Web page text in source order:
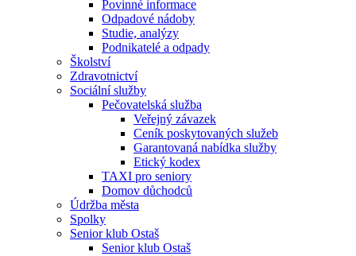
Povinné informace
Odpadové nádoby
Studie, analýzy
Podnikatelé a odpady
Školství
Zdravotnictví
Sociální služby
Pečovatelská služba
Veřejný závazek
Ceník poskytovaných služeb
Garantovaná nabídka služby
Etický kodex
TAXI pro seniory
Domov důchodců
Údržba města
Spolky
Senior klub Ostaš
Senior klub Ostaš